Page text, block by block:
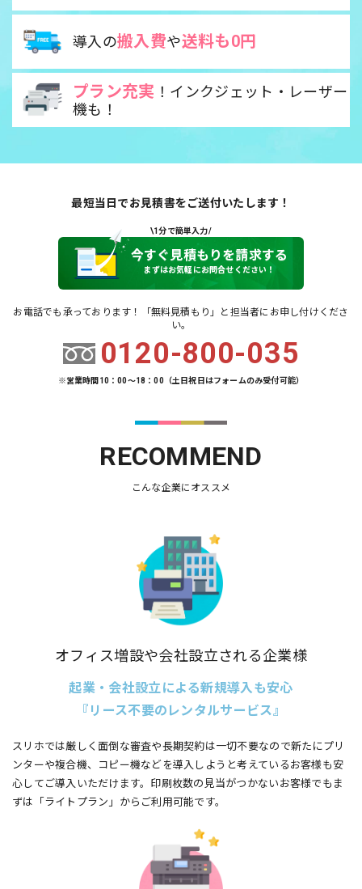
導入の搬入費や送料も0円
プラン充実 ！インクジェット・レーザー
機も！
最短当日でお見積書をご送付いたします！
\1分で簡単入力/
今すぐ見積もりを請求する
まずはお気軽にお問合せください！
お電話でも承っております！「無料見積もり」と担当者にお申し付けくださ
い。
0120-800-035
※営業時間10：00～18：00（土日祝日はフォームのみ受付可能）
RECOMMEND
こんな企業にオススメ
オフィス増設や会社設立される企業様
起業・会社設立による新規導入も安心
『リース不要のレンタルサービス』
スリホでは厳しく面倒な審査や長期契約は一切不要なので新たにプリ
ンターや複合機、コピー機などを導入しようと考えているお客様も安
心してご導入いただけます。印刷枚数の見当がつかないお客様でもま
ずは「ライトプラン」からご利用可能です。